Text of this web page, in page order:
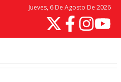
Jueves, 6 De Agosto De 2026